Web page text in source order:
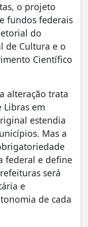
o projeto
fundos federais
do
de Cultura e o
Científico
alteração trata
em
estendia
Mas a
federal e define
será
e
de cada